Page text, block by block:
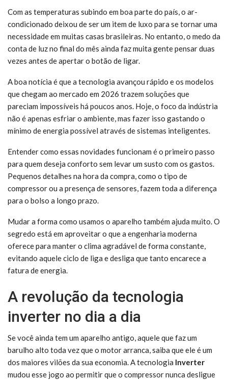
Com as temperaturas subindo em boa parte do país, o ar-
condicionado deixou de ser um item de luxo para se tornar uma
necessidade em muitas casas brasileiras. No entanto, o medo da
conta de luz no final do mês ainda faz muita gente pensar duas
vezes antes de apertar o botão de ligar.
A boa notícia é que a tecnologia avançou rápido e os modelos
que chegam ao mercado em 2026 trazem soluções que
pareciam impossíveis há poucos anos. Hoje, o foco da indústria
não é apenas esfriar o ambiente, mas fazer isso gastando o
mínimo de energia possível através de sistemas inteligentes.
Entender como essas novidades funcionam é o primeiro passo
para quem deseja conforto sem levar um susto com os gastos.
Pequenos detalhes na hora da compra, como o tipo de
compressor ou a presença de sensores, fazem toda a diferença
para o bolso a longo prazo.
Mudar a forma como usamos o aparelho também ajuda muito. O
segredo está em aproveitar o que a engenharia moderna
oferece para manter o clima agradável de forma constante,
evitando aquele ciclo de liga e desliga que tanto encarece a
fatura de energia.
A revolução da tecnologia
inverter no dia a dia
Se você ainda tem um aparelho antigo, aquele que faz um
barulho alto toda vez que o motor arranca, saiba que ele é um
dos maiores vilões da sua economia. A tecnologia Inverter
mudou esse jogo ao permitir que o compressor nunca desligue